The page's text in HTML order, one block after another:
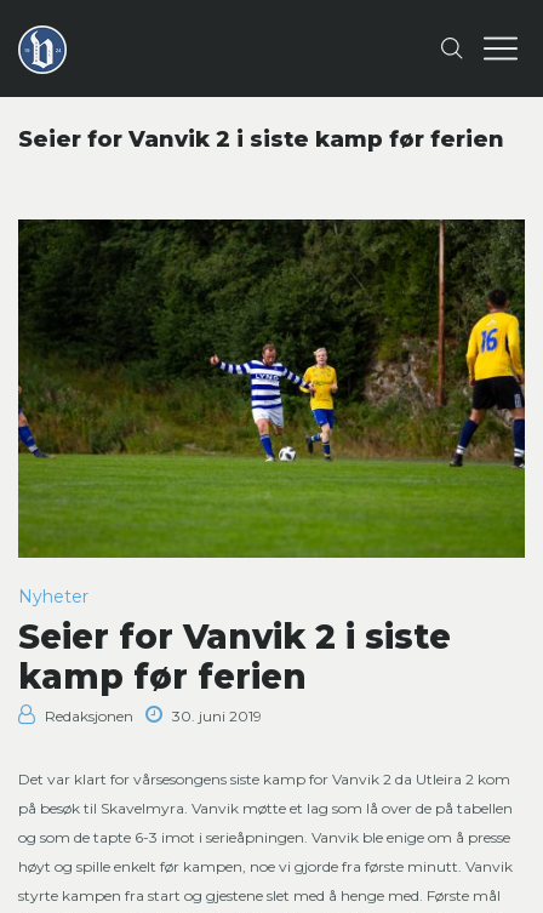
Seier for Vanvik 2 i siste kamp før ferien
Nyheter
Seier for Vanvik 2 i siste
kamp før ferien
Redaksjonen 30. juni 2019
Det var klart for vårsesongens siste kamp for Vanvik 2 da Utleira 2 kom
på besøk til Skavelmyra. Vanvik møtte et lag som lå over de på tabellen
og som de tapte 6-3 imot i serieåpningen. Vanvik ble enige om å presse
høyt og spille enkelt før kampen, noe vi gjorde fra første minutt. Vanvik
styrte kampen fra start og gjestene slet med å henge med. Første mål